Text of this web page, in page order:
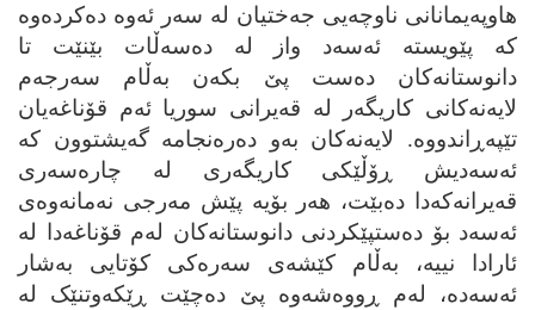
هاوپه‌یمانانی ناوچه‌یی جه‌ختیان له‌ سه‌ر ئه‌وه‌ ده‌کرده‌وه‌
که‌ پێویسته‌ ئه‌سه‌د واز له‌ ده‌سه‌ڵات بێنێت تا
دانوستانه‌کان ده‌ست پێ بکه‌ن به‌ڵام سه‌رجه‌م
لایه‌نه‌کانی کاریگه‌ر له‌ قه‌یرانی سوریا ئه‌م قۆناغه‌یان
تێپه‌ڕاندووه‌. لایه‌نه‌کان به‌و ده‌ره‌نجامه‌ گه‌یشتوون که‌
ئه‌سه‌دیش ڕۆڵێکی کاریگه‌ری له‌ چاره‌سه‌ری
قه‌یرانه‌که‌دا ده‌بێت، هه‌ر بۆیه‌ پێش مه‌رجی نه‌مانه‌وه‌ی
ئه‌سه‌د بۆ ده‌ستپێکردنی دانوستانه‌کان له‌م قۆناغه‌دا له‌
ئارادا نییه‌، به‌ڵام کێشه‌ی سه‌ره‌کی کۆتایی به‌شار
ئه‌سه‌ده‌، له‌م ڕووه‌شه‌وه‌ پێ ده‌چێت ڕێکه‌وتنێک له‌